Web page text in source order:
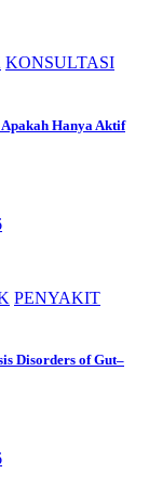
KONSULTASI
Hanya Aktif
PENYAKIT
Disorders of Gut–